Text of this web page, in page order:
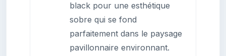
black pour une esthétique
sobre qui se fond
parfaitement dans le paysage
pavillonnaire environnant.